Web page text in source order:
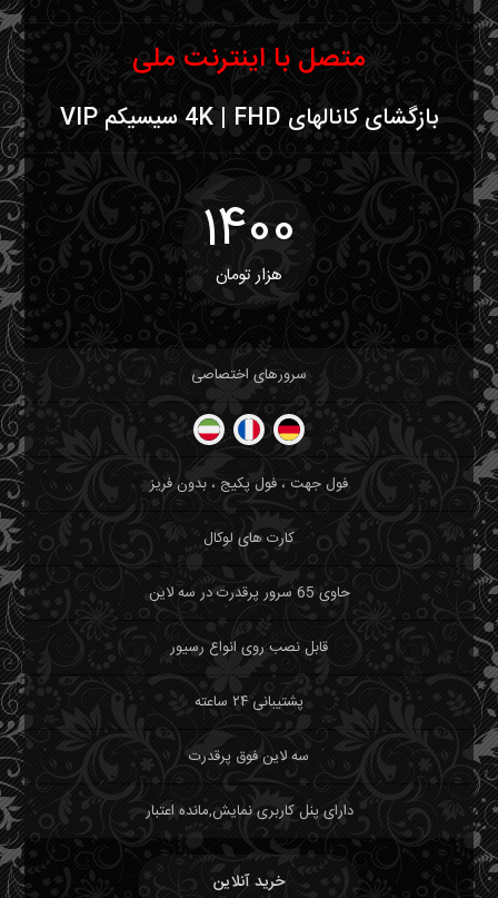
متصل با اینترنت ملی
بازگشای کانالهای 4K | FHD سیسیکم VIP
1400
هزار تومان
سرورهای اختصاصی
فول جهت ، فول پکیج ، بدون فریز
کارت های لوکال
حاوی 65 سرور پرقدرت در سه لاین
قابل نصب روی انواع رسیور
پشتیبانی ۲۴ ساعته
سه لاین فوق پرقدرت
دارای پنل کاربری نمایش,مانده اعتبار
خرید آنلاین